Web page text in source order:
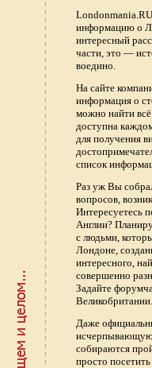
информацию о
интересный
части, это —
воедино.
На сайте
информация о
можно найти
доступна
для получения
список
Раз уж Вы
вопросов,
Интересуетесь
Англии?
с людьми,
Лондоне,
интересного,
совершенно
Задайте
Даже
исчерпывающую
собираются
просто